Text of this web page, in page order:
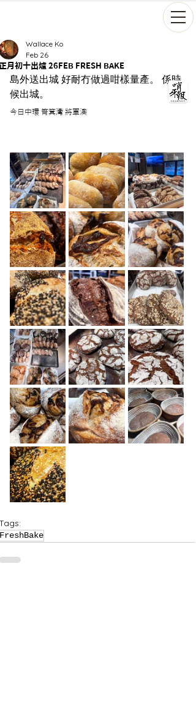
月初十出爐 26FEB FRESH BAKE
Wallace Ko
Feb 26
島外送出城 好耐冇做過咁樣量產。 係時
候出城。
今日中環 筲箕灣 將軍澳
FreshBake